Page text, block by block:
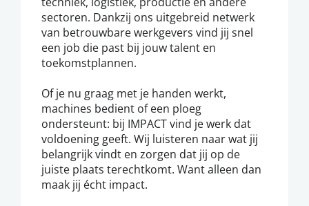
sectoren. Dankzij ons uitgebreid netwerk
van betrouwbare werkgevers vind jij snel
een job die past bij jouw talent en
toekomstplannen.
Of je nu graag met je handen werkt,
machines bedient of een ploeg
ondersteunt: bij IMPACT vind je werk dat
voldoening geeft. Wij luisteren naar wat jij
belangrijk vindt en zorgen dat jij op de
juiste plaats terechtkomt. Want alleen dan
maak jij écht impact.